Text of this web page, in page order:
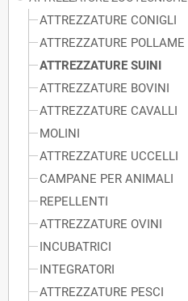
ATTREZZATURE CONIGLI
ATTREZZATURE POLLAME
ATTREZZATURE SUINI
ATTREZZATURE BOVINI
ATTREZZATURE CAVALLI
MOLINI
ATTREZZATURE UCCELLI
CAMPANE PER ANIMALI
REPELLENTI
ATTREZZATURE OVINI
INCUBATRICI
INTEGRATORI
ATTREZZATURE PESCI